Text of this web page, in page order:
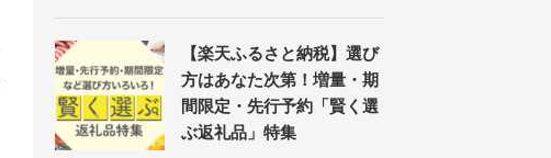
【楽天ふるさと納税】選び
方はあなた次第！増量・期
間限定・先行予約「賢く選
ぶ返礼品」特集